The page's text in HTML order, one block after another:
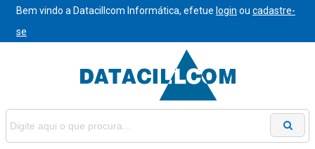
Bem vindo a Datacillcom Informática, efetue login ou cadastre-
se